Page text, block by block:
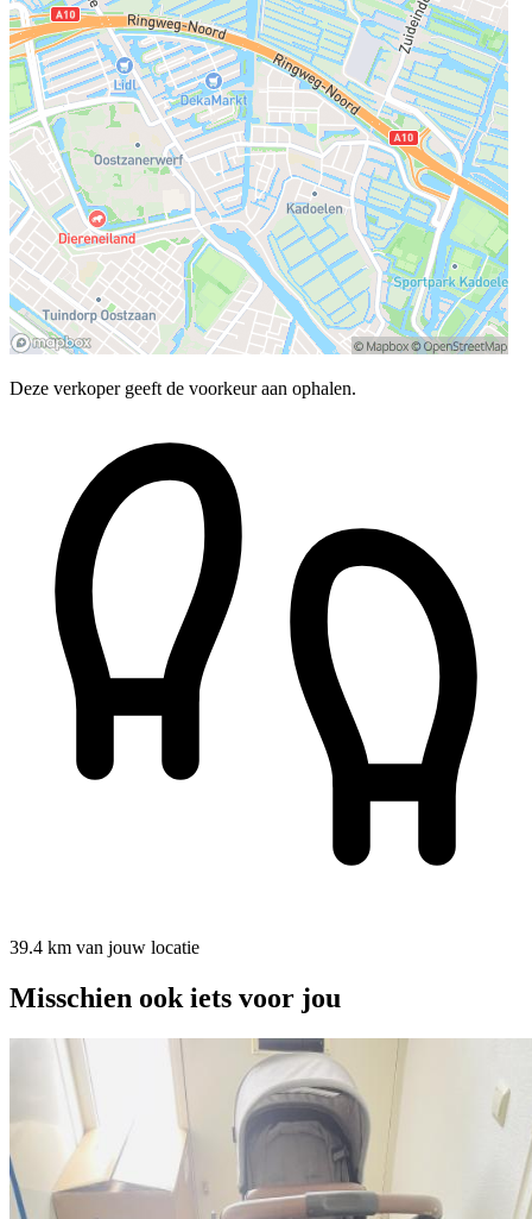
Deze verkoper geeft de voorkeur aan ophalen.
39.4 km van jouw locatie
Misschien ook iets voor jou